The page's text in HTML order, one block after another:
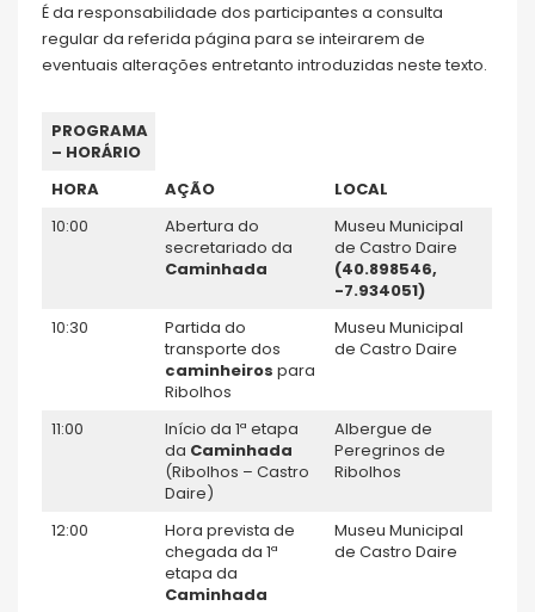
É da responsabilidade dos participantes a consulta
regular da referida página para se inteirarem de
eventuais alterações entretanto introduzidas neste texto.
PROGRAMA
– HORÁRIO
HORA
AÇÃO
LOCAL
10:00
Abertura do
secretariado da
Caminhada
Museu Municipal
de Castro Daire
(40.898546,
-7.934051)
10:30
Partida do
transporte dos
caminheiros para
Ribolhos
Museu Municipal
de Castro Daire
11:00
Início da 1ª etapa
da Caminhada
(Ribolhos – Castro
Daire)
Albergue de
Peregrinos de
Ribolhos
12:00
Hora prevista de
chegada da 1ª
etapa da
Caminhada
Museu Municipal
de Castro Daire